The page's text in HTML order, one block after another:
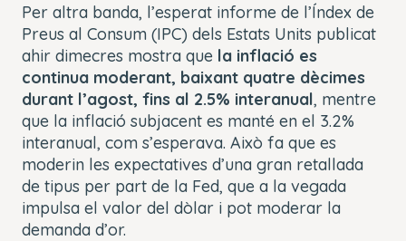
Per altra banda, l’esperat informe de l’Índex de
Preus al Consum (IPC) dels Estats Units publicat
ahir dimecres mostra que la inflació es
continua moderant, baixant quatre dècimes
durant l’agost, fins al 2.5% interanual, mentre
que la inflació subjacent es manté en el 3.2%
interanual, com s’esperava. Això fa que es
moderin les expectatives d’una gran retallada
de tipus per part de la Fed, que a la vegada
impulsa el valor del dòlar i pot moderar la
demanda d’or.